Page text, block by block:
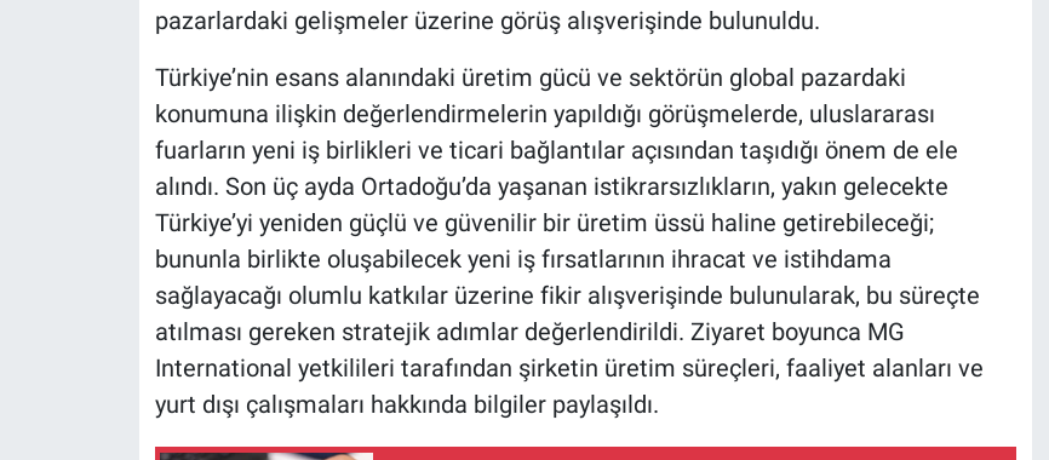
pazarlardaki gelişmeler üzerine görüş alışverişinde bulunuldu.
Türkiye’nin esans alanındaki üretim gücü ve sektörün global pazardaki
konumuna ilişkin değerlendirmelerin yapıldığı görüşmelerde, uluslararası
fuarların yeni iş birlikleri ve ticari bağlantılar açısından taşıdığı önem de ele
alındı. Son üç ayda Ortadoğu’da yaşanan istikrarsızlıkların, yakın gelecekte
Türkiye’yi yeniden güçlü ve güvenilir bir üretim üssü haline getirebileceği;
bununla birlikte oluşabilecek yeni iş fırsatlarının ihracat ve istihdama
sağlayacağı olumlu katkılar üzerine fikir alışverişinde bulunularak, bu süreçte
atılması gereken stratejik adımlar değerlendirildi. Ziyaret boyunca MG
International yetkilileri tarafından şirketin üretim süreçleri, faaliyet alanları ve
yurt dışı çalışmaları hakkında bilgiler paylaşıldı.